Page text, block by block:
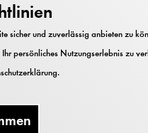
sicher und zuverlässig anbieten zu
persönliches Nutzungserlebnis zu
.